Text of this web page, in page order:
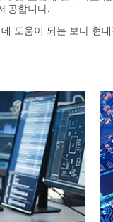
공합니다.
도움이 되는 보다 현